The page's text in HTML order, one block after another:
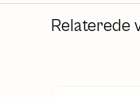
Relaterede